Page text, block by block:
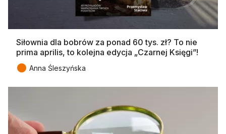
Siłownia dla bobrów za ponad 60 tys. zł? To nie
prima aprilis, to kolejna edycja „Czarnej Księgi”!
● Anna Śleszyńska